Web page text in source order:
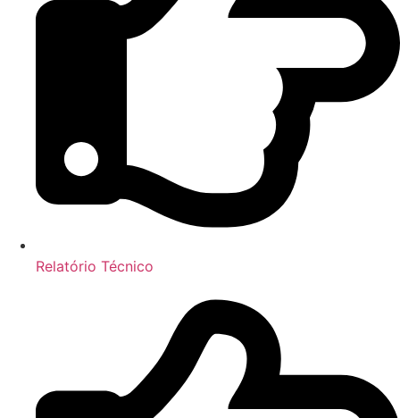
Relatório Técnico